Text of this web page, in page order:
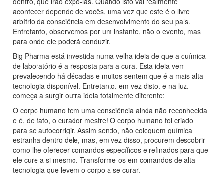
acontecer depende de vocês, uma vez que este é o livre
arbítrio da consciência em desenvolvimento do seu país.
Entretanto, observemos por um instante, não o evento, mas
para onde ele poderá conduzir.
Big Pharma está investida numa velha ideia de que a química
de laboratório é a resposta para a cura. Esta ideia vem
prevalecendo há décadas e muitos sentem que é a mais alta
tecnologia disponível. Entretanto, em vez disto, e na luz,
começa a surgir outra ideia totalmente diferente:
O corpo humano tem uma consciência ainda não reconhecida
e é, de fato, o curador mestre! O corpo humano foi criado
para se autocorrigir. Assim sendo, não coloquem química
estranha dentro dele, mas, em vez disso, procurem descobrir
como lhe oferecer comandos específicos e refinados para que
ele cure a si mesmo. Transforme-os em comandos de alta
tecnologia que levem o corpo a se curar.